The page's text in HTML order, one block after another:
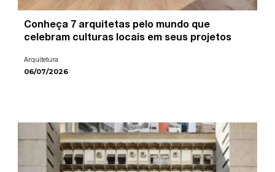
Conheça 7 arquitetas pelo mundo que
celebram culturas locais em seus projetos
Arquitetura
06/07/2026